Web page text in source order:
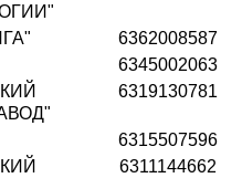
6362008587
6345002063
6319130781
6315507596
6311144662